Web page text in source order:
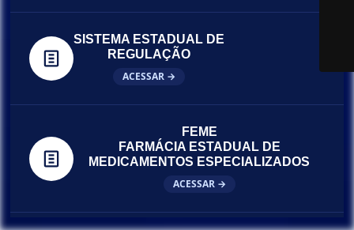
SISTEMA ESTADUAL DE
REGULAÇÃO
ACESSAR →
FEME
FARMÁCIA ESTADUAL DE
MEDICAMENTOS ESPECIALIZADOS
ACESSAR →